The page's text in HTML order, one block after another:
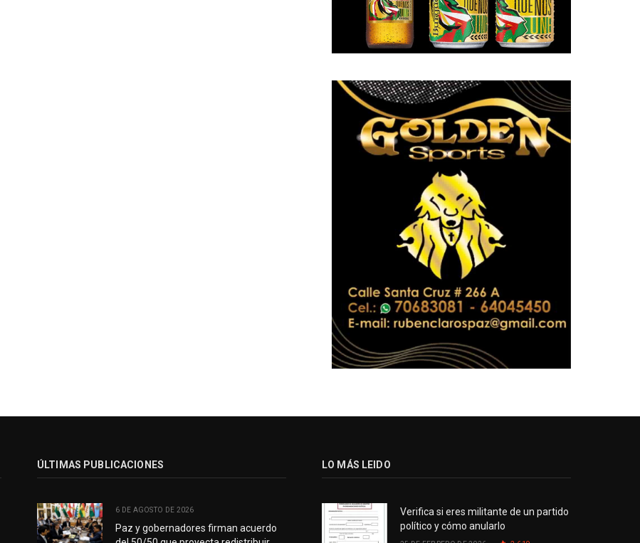
ÚLTIMAS PUBLICACIONES
6 DE AGOSTO DE 2026
Paz y gobernadores firman acuerdo
LO MÁS LEIDO
Verifica si eres militante de un partido
político y cómo anularlo